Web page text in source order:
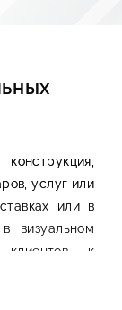
услуг или
или в
визуальном
клиентов к
о